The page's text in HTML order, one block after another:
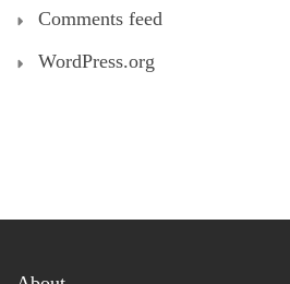
Comments feed
WordPress.org